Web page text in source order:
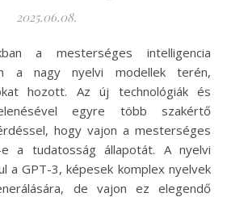
2025.06.08.
a nagy nyelvi modellek terén,
hozott. Az új technológiák és
egyre több szakértő
hogy vajon a mesterséges
e a tudatosság állapotát. A nyelvi
a GPT-3, képesek komplex nyelvek
de vajon ez elegendő